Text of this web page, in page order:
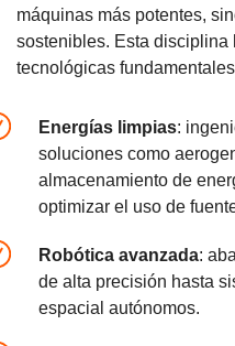
máquinas más potentes,
sostenibles. Esta disciplina
tecnológicas
Energías limpias:
soluciones como
almacenamiento de
optimizar el uso de
Robótica avanzada:
de alta precisión hasta
espacial autónomos.